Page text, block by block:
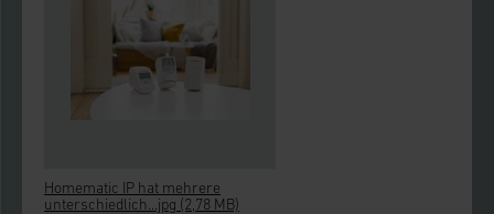
Homematic IP hat mehrere
unterschiedlich...jpg (2,78 MB)